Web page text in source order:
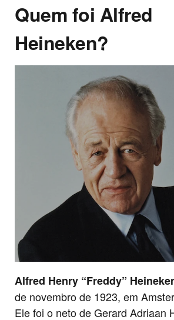
Quem foi Alfred
Heineken?
Alfred Henry “Freddy”
de novembro de 1923, em
Ele foi o neto de Gerard Adriaan